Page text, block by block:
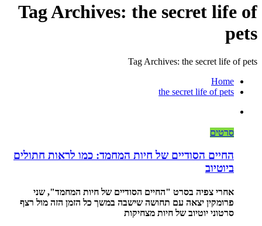
Tag Archives: the secret life of
pets
Tag Archives: the secret life of pets
Home
the secret life of pets
סרטים
החיים הסודיים של חיות המחמד: כמו לראות חתולים
ביוטיוב
אחרי צפיה בסרט "החיים הסודיים של חיות המחמד", שני
פרומקין יצאה עם תחושה שישבה במשך כל הזמן הזה מול רצף
סרטוני יוטיוב של חיות מצחיקות